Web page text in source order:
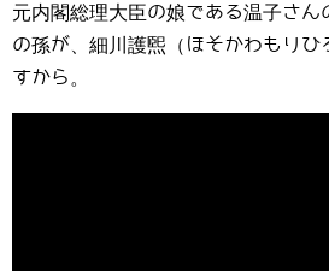
元内閣総理大臣の娘である温子さん
の孫が、細川護煕（ほそかわもりひ
すから。